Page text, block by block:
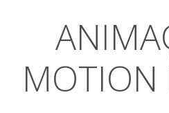
MOTION